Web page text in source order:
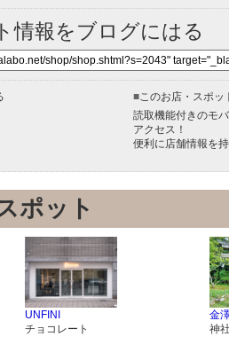
情報をブログにはる
■このお店・スポッ
読取機能付きのモ
アクセス！
便利に店舗情報を
ポット
UNFINI
チョコレート
金
神